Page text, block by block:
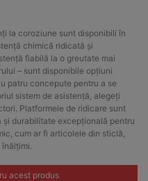
la coroziune sunt disponibili în
chimică ridicată și
fiabilă la o greutate mai
– sunt disponibile opțiuni
patru concepute pentru a se
sistem de asistență, alegeți
Platformele de ridicare sunt
durabilitate excepțională pentru
cum ar fi articolele din sticlă,
acest produs